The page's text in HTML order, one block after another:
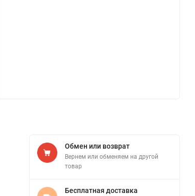
Обмен или возврат
Вернем или обменяем на другой
товар
Бесплатная доставка